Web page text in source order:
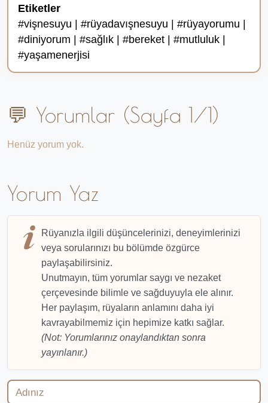
Etiketler
#vişnesuyu | #rüyadavışnesuyu | #rüyayorumu |
#diniyorum | #sağlık | #bereket | #mutluluk |
#yaşamenerjisi
💬 Yorumlar (Sayfa 1/1)
Henüz yorum yok.
Yorum Yaz
Rüyanızla ilgili düşüncelerinizi, deneyimlerinizi
veya sorularınızı bu bölümde özgürce
paylaşabilirsiniz.
Unutmayın, tüm yorumlar saygı ve nezaket
çerçevesinde bilimle ve sağduyuyla ele alınır.
Her paylaşım, rüyaların anlamını daha iyi
kavrayabilmemiz için hepimize katkı sağlar.
(Not: Yorumlarınız onaylandıktan sonra
yayınlanır.)